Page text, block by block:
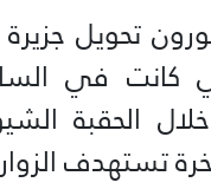
تحويل
كانت في
الحقبة
تستهدف